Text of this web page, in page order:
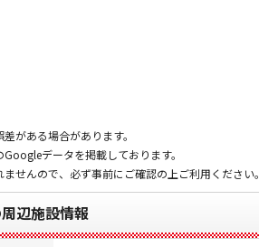
がある場合があります。
データを掲載しております。
せんので、必ず事前にご確認の上ご利用ください。
辺施設情報